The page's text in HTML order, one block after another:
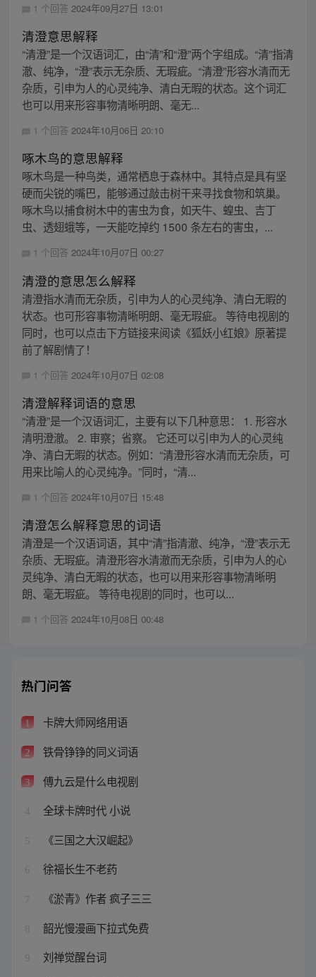
1 个回答 2024年09月27日 13:01
清澄意思解释
“清澄”是一个汉语词汇，由“清”和“澄”两个字组成。“清”指清
澈、纯净，“澄”表示无杂质、无瑕疵。“清澄”形容水清而无
杂质，引申为人的心灵纯净、清白无暇的状态。这个词汇
也可以用来形容事物清晰明朗、毫无...
1 个回答 2024年10月06日 20:10
啄木鸟的意思解释
啄木鸟是一种鸟类，通常栖息于森林中。其特点是具有坚
硬而尖锐的嘴巴，能够通过敲击树干来寻找食物和筑巢。
啄木鸟以捕食树木中的害虫为食，如天牛、蝗虫、吉丁
虫、透翅蛾等，一天能吃掉约 1500 条左右的害虫，...
1 个回答 2024年10月07日 00:27
清澄的意思怎么解释
清澄指水清而无杂质，引申为人的心灵纯净、清白无暇的
状态。也可形容事物清晰明朗、毫无瑕疵。 等待电视剧的
同时，也可以点击下方链接来阅读《狐妖小红娘》原著提
前了解剧情了！
1 个回答 2024年10月07日 02:08
清澄解释词语的意思
“清澄”是一个汉语词汇，主要有以下几种意思： 1. 形容水
清明澄澈。 2. 审察；省察。 它还可以引申为人的心灵纯
净、清白无暇的状态。例如：“清澄形容水清而无杂质，可
用来比喻人的心灵纯净。”同时，“清...
1 个回答 2024年10月07日 15:48
清澄怎么解释意思的词语
清澄是一个汉语词语，其中“清”指清澈、纯净，“澄”表示无
杂质、无瑕疵。清澄形容水清澈而无杂质，引申为人的心
灵纯净、清白无暇的状态，也可以用来形容事物清晰明
朗、毫无瑕疵。 等待电视剧的同时，也可以...
1 个回答 2024年10月08日 00:48
热门问答
1 卡牌大师网络用语
2 铁骨铮铮的同义词语
3 傅九云是什么电视剧
4 全球卡牌时代 小说
5 《三国之大汉崛起》
6 徐福长生不老药
7 《淤青》作者 疯子三三
8 韶光慢漫画下拉式免费
9 刘禅觉醒台词